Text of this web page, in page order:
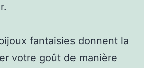
fantaisies donnent la
votre goût de manière